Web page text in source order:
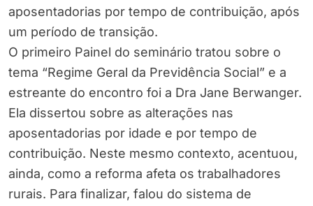
aposentadorias por tempo de contribuição, após
um período de transição.
O primeiro Painel do seminário tratou sobre o
tema “Regime Geral da Previdência Social” e a
estreante do encontro foi a Dra Jane Berwanger.
Ela dissertou sobre as alterações nas
aposentadorias por idade e por tempo de
contribuição. Neste mesmo contexto, acentuou,
ainda, como a reforma afeta os trabalhadores
rurais. Para finalizar, falou do sistema de